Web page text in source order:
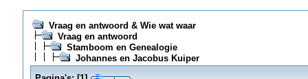
Vraag en antwoord & Wie wat waar
Vraag en antwoord
Stamboom en Genealogie
Johannes en Jacobus Kuiper